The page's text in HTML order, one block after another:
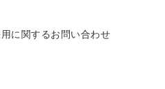
に関するお問い合わせ